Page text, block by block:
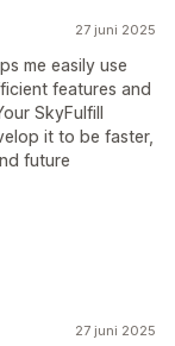
27 juni 2025
me easily use
features and
SkyFulfill
it to be faster,
future
27 juni 2025